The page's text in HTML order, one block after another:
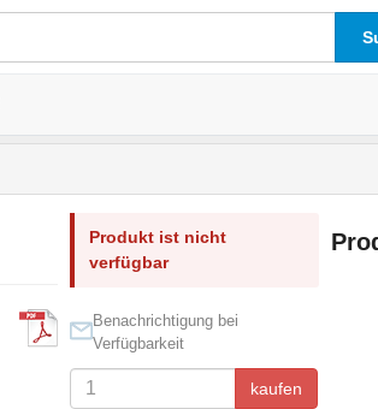
Produkt ist nicht
verfügbar
Benachrichtigung bei
Verfügbarkeit
kaufen